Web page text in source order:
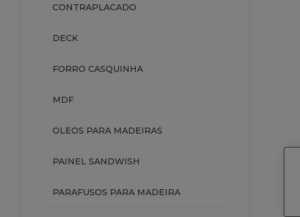
CONTRAPLACADO
DECK
FORRO CASQUINHA
MDF
OLEOS PARA MADEIRAS
PAINEL SANDWISH
PARAFUSOS PARA MADEIRA